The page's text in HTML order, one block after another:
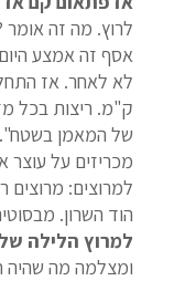
אסף זה אמצע היום
ק"מ. ריצות בכל
של המאמן בשטח".
מכריזים על עוצר
הוד השרון.
למרוץ הלילה של
ומצלמה מה שהיה